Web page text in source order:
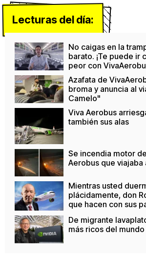
Lecturas del día:
No caigas en la
barato. ¡Te puede ir
peor con
Azafata de
broma y anuncia al
Camelo"
Viva Aerobus
también sus alas
Se incendia motor
Aerobus que viajaba
Mientras usted
plácidamente, don
que hacen con sus
De migrante
más ricos del mundo